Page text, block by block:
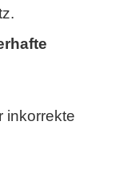
inkorrekte